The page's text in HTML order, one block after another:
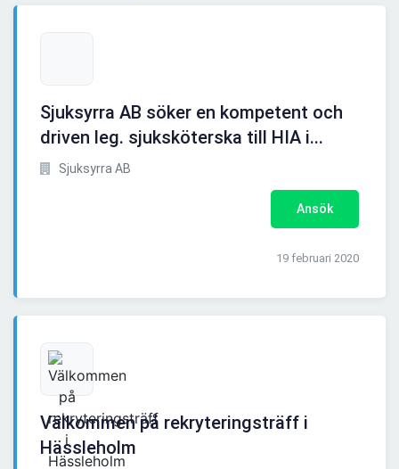
Sjuksyrra AB söker en kompetent och
driven leg. sjuksköterska till HIA i...
Sjuksyrra AB
Ansök
19 februari 2020
Välkommen på rekryteringsträff i
Hässleholm